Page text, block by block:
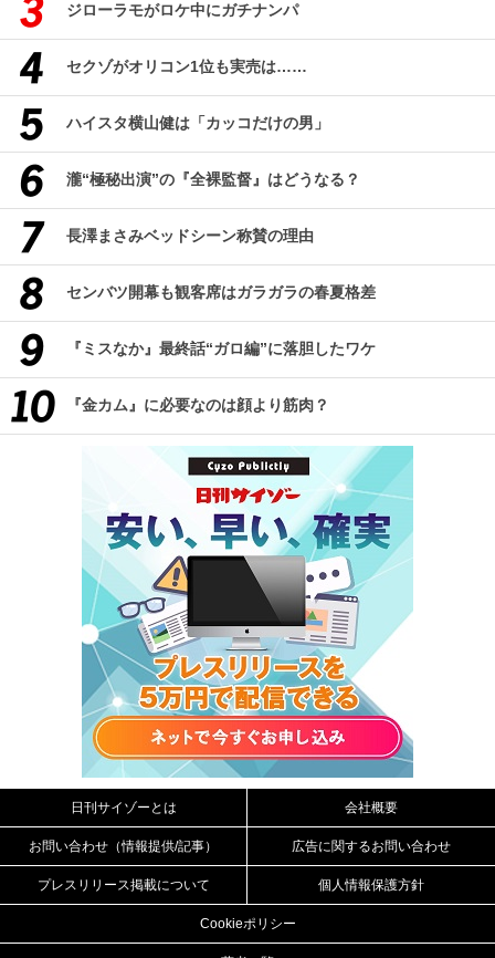
ジローラモがロケ中にガチナンパ
セクゾがオリコン1位も実売は……
ハイスタ横山健は「カッコだけの男」
瀧“極秘出演”の『全裸監督』はどうなる？
長澤まさみベッドシーン称賛の理由
センバツ開幕も観客席はガラガラの春夏格差
『ミスなか』最終話“ガロ編”に落胆したワケ
『金カム』に必要なのは顔より筋肉？
日刊サイゾーとは 会社概要
お問い合わせ（情報提供/記事） 広告に関するお問い合わせ
プレスリリース掲載について 個人情報保護方針
Cookieポリシー